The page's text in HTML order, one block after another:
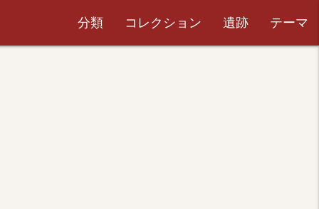
分類 コレクション 遺跡 テーマ